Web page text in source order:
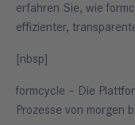
erfahren Sie, wie
effizienter,
[nbsp]
formcycle – Die
Prozesse von morgen